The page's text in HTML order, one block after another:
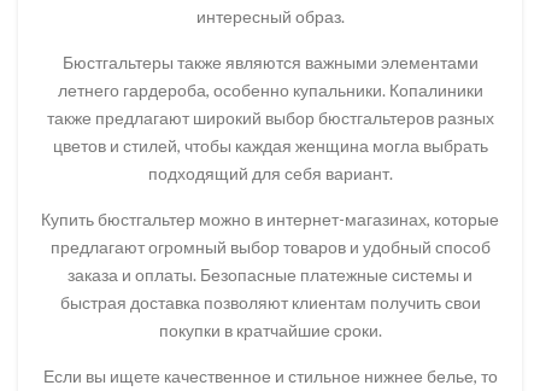
интересный образ.
Бюстгальтеры также являются важными элементами
летнего гардероба, особенно купальники. Копалиники
также предлагают широкий выбор бюстгальтеров разных
цветов и стилей, чтобы каждая женщина могла выбрать
подходящий для себя вариант.
Купить бюстгальтер можно в интернет-магазинах, которые
предлагают огромный выбор товаров и удобный способ
заказа и оплаты. Безопасные платежные системы и
быстрая доставка позволяют клиентам получить свои
покупки в кратчайшие сроки.
Если вы ищете качественное и стильное нижнее белье, то